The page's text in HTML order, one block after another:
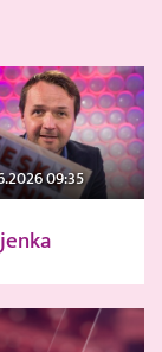
09:35